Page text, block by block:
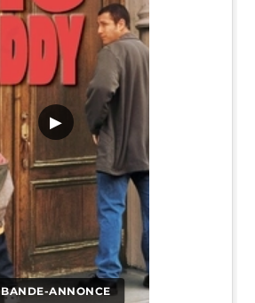
BANDE-ANNONCE
▶